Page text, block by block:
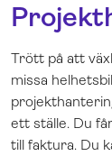
Trött på att
missa
ett ställe. Du
till faktura. Du